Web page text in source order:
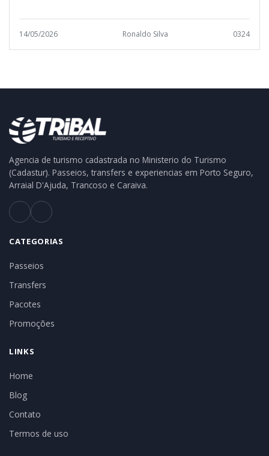
14/05/2026 Ronaldo Silva 0324
Agencia de turismo cadastrada no Ministerio do Turismo
(Cadastur). Passeios, transfers e experiencias em Porto Seguro,
Arraial D'Ajuda, Trancoso e Caraiva.
CATEGORIAS
Passeios
Transfers
Pacotes
Promoções
LINKS
Home
Blog
Contato
Termos de uso